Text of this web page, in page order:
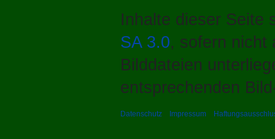
Inhalte dieser Seite
SA 3.0, sofern nicht
Bilddateien
entsprechenden
Datenschutz Impressum